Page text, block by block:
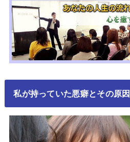
私が持っていた悪癖とその原因